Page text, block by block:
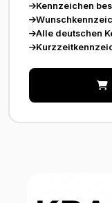
Kennzeichen
Alle deutschen